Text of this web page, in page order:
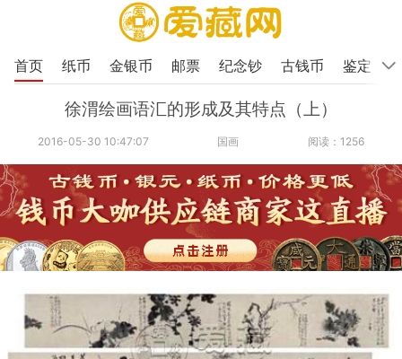
首页 纸币 金银币 邮票 纪念钞 古钱币 鉴定
徐渭绘画语汇的形成及其特点（上）
2016-05-30 10:47:07 国画 阅读：1256